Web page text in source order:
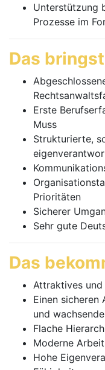
Unterstützung
Prozesse im
Das
Erste
Muss
Strukturierte,
Prioritäten
Sicherer
Sehr gute
Das
Attraktives und
Einen
und
Flache
Moderne
Hohe